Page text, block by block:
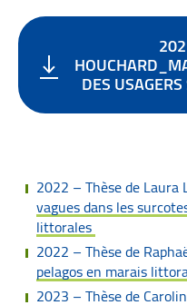
DES
2022 – Thèse de Laura
vagues dans les
littorales
2022 – Thèse de
pelagos en marais
2023 – Thèse de